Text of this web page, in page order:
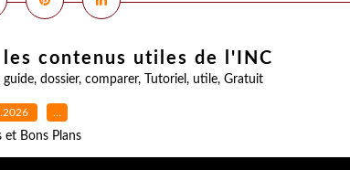
contenus utiles de l'INC
guide, dossier, comparer, Tutoriel , utile, Gratuit
…
et Bons Plans